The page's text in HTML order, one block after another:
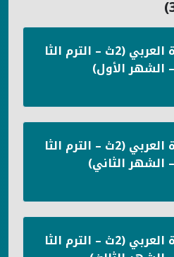
مادة العربي (2ث – الترم الثا
الشهر الأول)
مادة العربي (2ث – الترم الثا
الشهر الثاني)
مادة العربي (2ث – الترم الثا